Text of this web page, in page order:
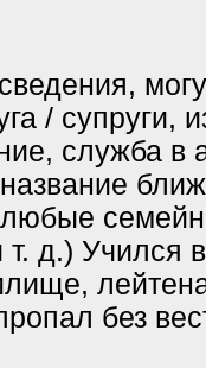
/ супруги,
служба в
любые
т. д.) Учился
без